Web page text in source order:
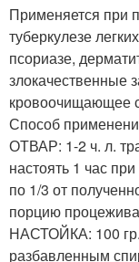
Применяется при
туберкулезе
псориазе,
злокачественные
кровоочищающее
Способ
ОТВАР: 1-2 ч. л.
настоять 1 час
по 1/3 от
порцию
НАСТОЙКА: 100
разбавленным